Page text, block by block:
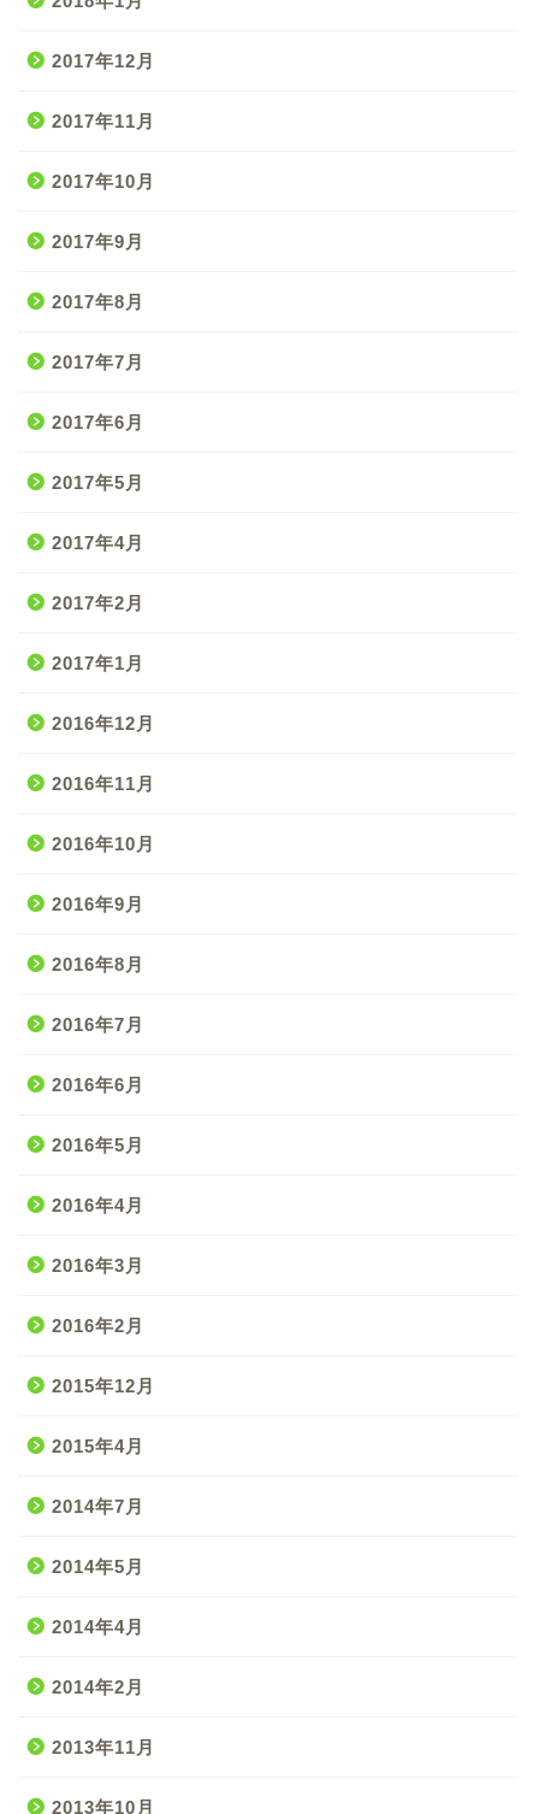
2017年12月
2017年11月
2017年10月
2017年9月
2017年8月
2017年7月
2017年6月
2017年5月
2017年4月
2017年2月
2017年1月
2016年12月
2016年11月
2016年10月
2016年9月
2016年8月
2016年7月
2016年6月
2016年5月
2016年4月
2016年3月
2016年2月
2015年12月
2015年4月
2014年7月
2014年5月
2014年4月
2014年2月
2013年11月
2013年10月